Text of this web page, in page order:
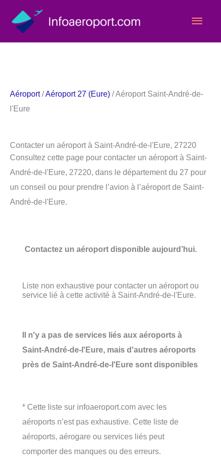
Aéroport/Aéroport 27 (Eure) / Aéroport Saint-André-de-
l'Eure
Contacter un aéroport à Saint-André-de-l'Eure, 27220
Consultez cette page pour contacter un aéroport à Saint-
André-de-l'Eure, 27220, dans le département du 27 pour
un conseil ou pour prendre l’avion à l’aéroport de Saint-
André-de-l'Eure.
Contactez un aéroport disponible aujourd’hui.
Liste non exhaustive pour contacter un aéroport ou
service lié à cette activité à Saint-André-de-l'Eure.
Il n'y a pas de services liés aux aéroports à
Saint-André-de-l'Eure, mais d'autres aéroports
près de Saint-André-de-l'Eure sont disponibles
* Cette liste sur infoaeroport.com avec les
aéroports n’est pas exhaustive. Cette liste de
aéroports, aérogare ou services liés peut
comporter des manques ou des erreurs.